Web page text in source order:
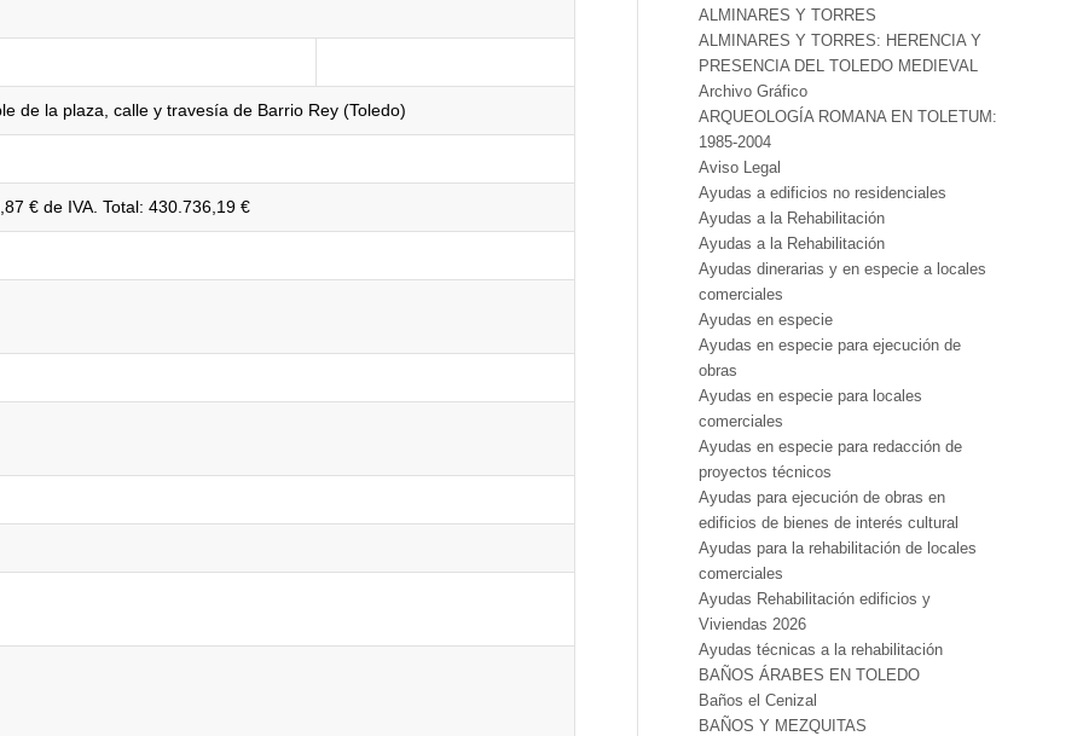
de la plaza, calle y travesía de Barrio Rey (Toledo)
€ de IVA. Total: 430.736,19 €
ALMINARES Y TORRES
ALMINARES Y TORRES: HERENCIA Y
PRESENCIA DEL TOLEDO MEDIEVAL
Archivo Gráfico
ARQUEOLOGÍA ROMANA EN TOLETUM:
1985-2004
Aviso Legal
Ayudas a edificios no residenciales
Ayudas a la Rehabilitación
Ayudas a la Rehabilitación
Ayudas dinerarias y en especie a locales
comerciales
Ayudas en especie
Ayudas en especie para ejecución de
obras
Ayudas en especie para locales
comerciales
Ayudas en especie para redacción de
proyectos técnicos
Ayudas para ejecución de obras en
edificios de bienes de interés cultural
Ayudas para la rehabilitación de locales
comerciales
Ayudas Rehabilitación edificios y
Viviendas 2026
Ayudas técnicas a la rehabilitación
BAÑOS ÁRABES EN TOLEDO
Baños el Cenizal
BAÑOS Y MEZQUITAS